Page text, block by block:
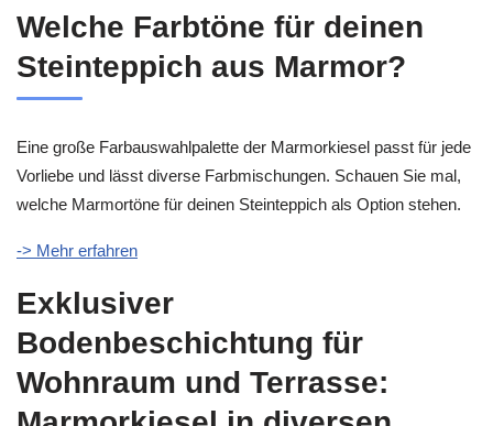
Welche Farbtöne für deinen
Steinteppich aus Marmor?
Eine große Farbauswahlpalette der Marmorkiesel passt für jede
Vorliebe und lässt diverse Farbmischungen. Schauen Sie mal,
welche Marmortöne für deinen Steinteppich als Option stehen.
-> Mehr erfahren
Exklusiver
Bodenbeschichtung für
Wohnraum und Terrasse: